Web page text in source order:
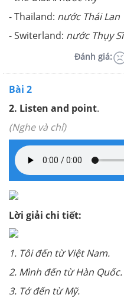
- Thailand: nước Thái Lan
- Switerland: nước Thụy Sĩ
Đánh giá:
Bài 2
2. Listen and point.
(Nghe và chỉ)
Lời giải chi tiết:
1. Tôi đến từ Việt Nam.
2. Mình đến từ Hàn Quốc.
3. Tớ đến từ Mỹ.